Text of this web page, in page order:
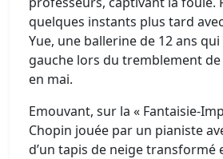
quelques instants plus tard
Yue, une ballerine de 12 ans
gauche lors du tremblement
en mai.
Emouvant, sur la « Fantaisie-
Chopin jouée par un pianiste
d’un tapis de neige transformé